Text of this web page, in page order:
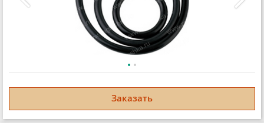
Заказать